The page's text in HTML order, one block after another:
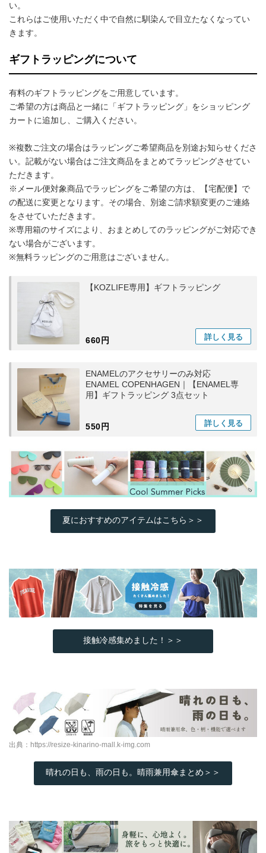
い。
これらはご使用いただく中で自然に馴染んで目立たなくなってい
きます。
ギフトラッピングについて
有料のギフトラッピングをご用意しています。
ご希望の方は商品と一緒に「ギフトラッピング」をショッピング
カートに追加し、ご購入ください。
※複数ご注文の場合はラッピングご希望商品を別途お知らせくださ
い。記載がない場合はご注文商品をまとめてラッピングさせてい
ただきます。
※メール便対象商品でラッピングをご希望の方は、【宅配便】で
の配送に変更となります。その場合、別途ご請求額変更のご連絡
をさせていただきます。
※専用箱のサイズにより、おまとめしてのラッピングがご対応でき
ない場合がございます。
※無料ラッピングのご用意はございません。
【KOZLIFE専用】ギフトラッピング
660円 詳しく 見る
ENAMELのアクセサリーのみ対応
ENAMEL COPENHAGEN｜【ENAMEL専
用】ギフトラッピング 3点セット
550円 詳しく 見る
夏におすすめのアイテムはこちら＞＞
接触冷感集めました！＞＞
出典： https://resize-kinarino-mall.k-img.com
晴れの日も、雨の日も。晴雨兼用傘まとめ＞＞